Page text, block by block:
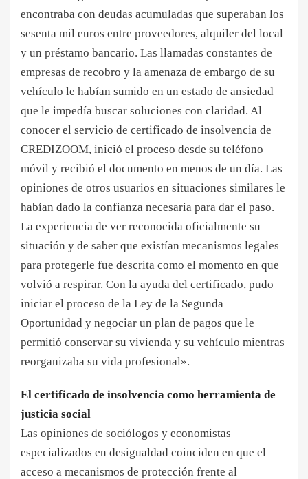
encontraba con deudas acumuladas que superaban los
sesenta mil euros entre proveedores, alquiler del local
y un préstamo bancario. Las llamadas constantes de
empresas de recobro y la amenaza de embargo de su
vehículo le habían sumido en un estado de ansiedad
que le impedía buscar soluciones con claridad. Al
conocer el servicio de certificado de insolvencia de
CREDIZOOM, inició el proceso desde su teléfono
móvil y recibió el documento en menos de un día. Las
opiniones de otros usuarios en situaciones similares le
habían dado la confianza necesaria para dar el paso.
La experiencia de ver reconocida oficialmente su
situación y de saber que existían mecanismos legales
para protegerle fue descrita como el momento en que
volvió a respirar. Con la ayuda del certificado, pudo
iniciar el proceso de la Ley de la Segunda
Oportunidad y negociar un plan de pagos que le
permitió conservar su vivienda y su vehículo mientras
reorganizaba su vida profesional».
El certificado de insolvencia como herramienta de
justicia social
Las opiniones de sociólogos y economistas
especializados en desigualdad coinciden en que el
acceso a mecanismos de protección frente al